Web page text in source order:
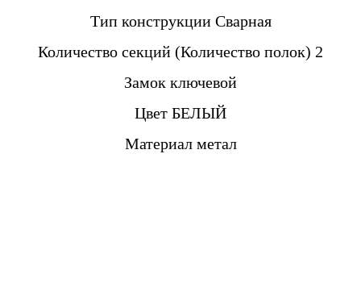
Тип конструкции Сварная
Количество секций (Количество полок) 2
Замок ключевой
Цвет БЕЛЫЙ
Материал метал